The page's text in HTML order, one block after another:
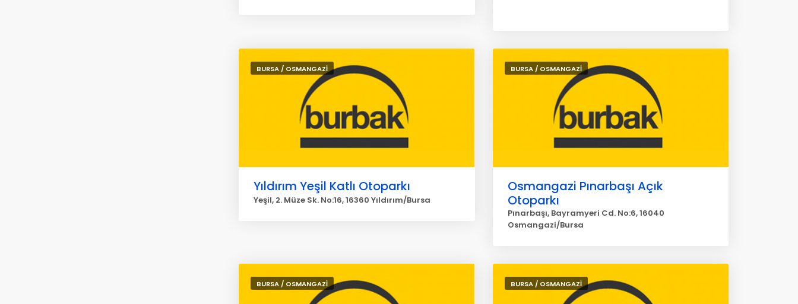
BURSA / OSMANGAZİ
Yıldırım Yeşil Katlı Otoparkı
Yeşil, 2. Müze Sk. No:16, 16360 Yıldırım/Bursa
BURSA / OSMANGAZİ
Osmangazi Pınarbaşı Açık
Otoparkı
Pınarbaşı, Bayramyeri Cd. No:6, 16040
Osmangazi/Bursa
BURSA / OSMANGAZİ BURSA / OSMANGAZİ